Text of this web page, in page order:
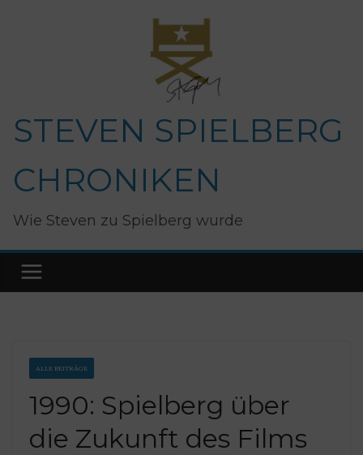
STEVEN SPIELBERG
CHRONIKEN
Wie Steven zu Spielberg wurde
ALLE BEITRÄGE
1990: Spielberg über
die Zukunft des Films